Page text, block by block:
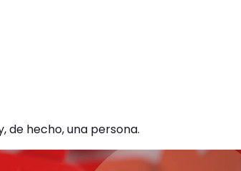
de hecho, una persona.